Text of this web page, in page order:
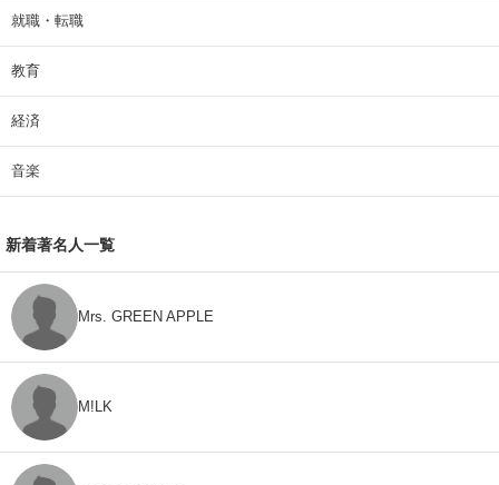
就職・転職
教育
経済
音楽
新着著名人一覧
Mrs. GREEN APPLE
M!LK